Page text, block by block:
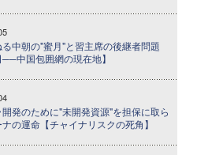
中朝の"蜜月"と習主席の後継者問題
──中国包囲網の現在地】
発のために"未開発資源"を担保に取ら
の運命【チャイナリスクの死角】